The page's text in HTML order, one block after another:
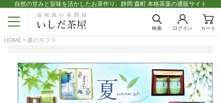
自然の甘みと旨味を活かしたお茶作り、静岡 森町 本格茶葉の通販サイト
検索 ログイン カート
HOME 夏のギフト